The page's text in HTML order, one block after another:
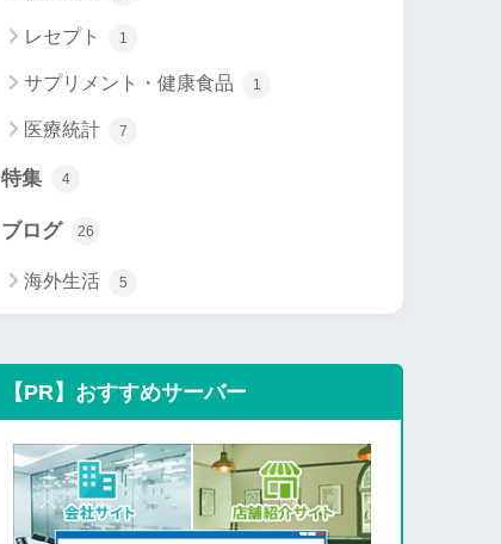
レセプト 1
サプリメント・健康食品 1
医療統計 7
特集 4
ブログ 26
海外生活 5
【PR】おすすめサーバー